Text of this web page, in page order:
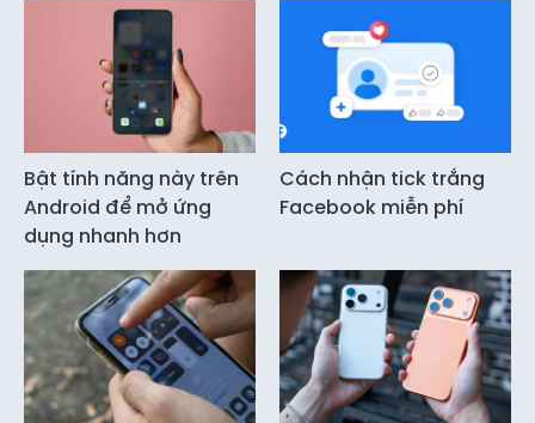
Bật tính năng này trên
Android để mở ứng
dụng nhanh hơn
Cách nhận tick trắng
Facebook miễn phí